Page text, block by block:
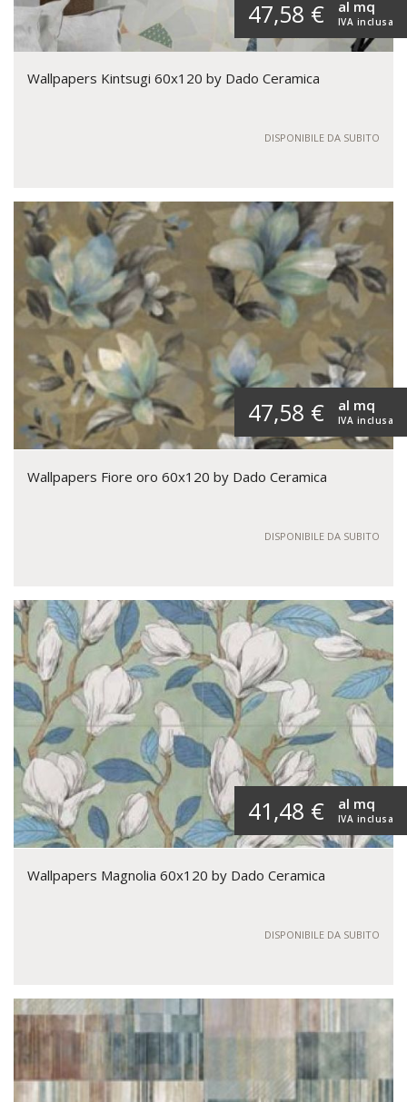
47,58 € IVA inclusa
al mq
Wallpapers Kintsugi 60x120 by Dado Ceramica
DISPONIBILE DA SUBITO
47,58 € IVA inclusa
al mq
Wallpapers Fiore oro 60x120 by Dado Ceramica
DISPONIBILE DA SUBITO
41,48 € IVA inclusa
al mq
Wallpapers Magnolia 60x120 by Dado Ceramica
DISPONIBILE DA SUBITO